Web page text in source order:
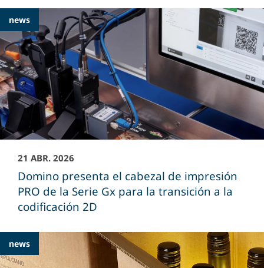
Featured
Articles
news
21 ABR. 2026
Domino presenta el cabezal de impresión
PRO de la Serie Gx para la transición a la
codificación 2D
news